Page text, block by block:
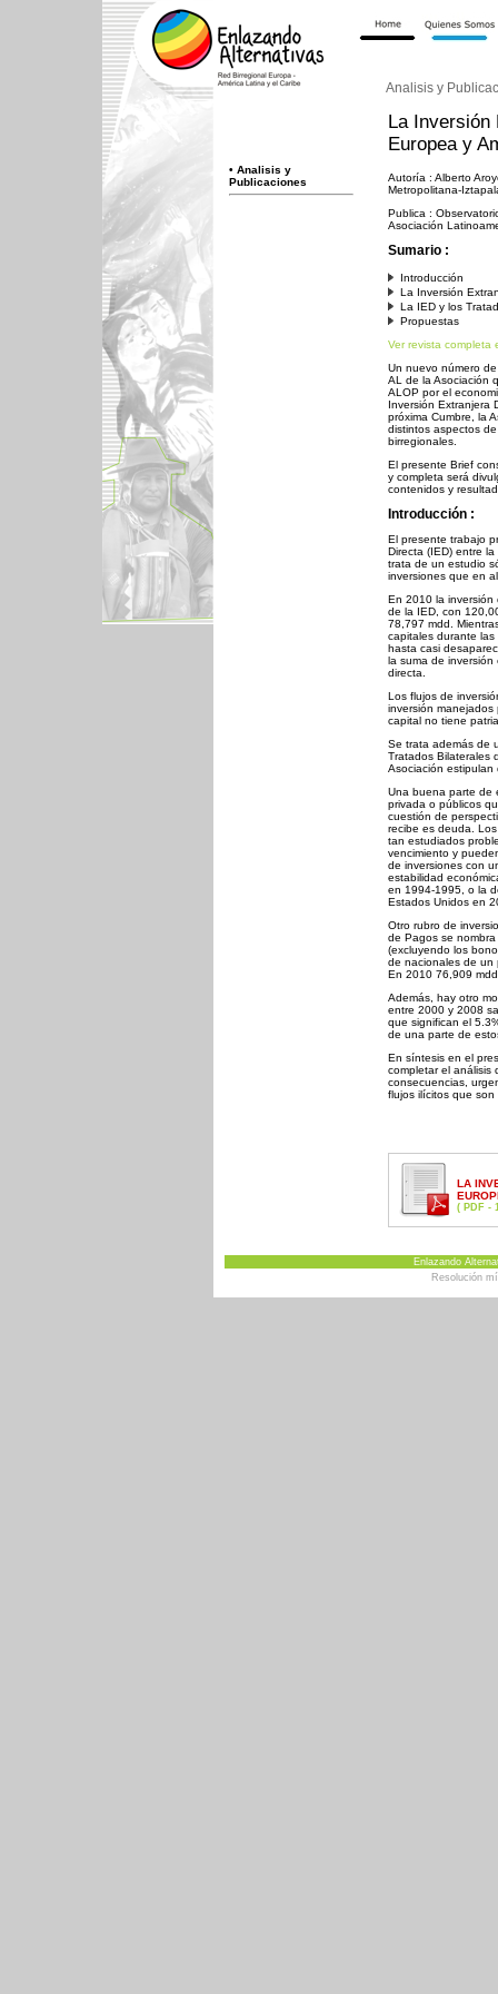
Analisis y
La Inversión
Europea y
• Analisis y
Publicaciones
Autoría : Alberto
Metropolitana-
Publica :
Asociación
Sumario :
Introducción
La Inversión
La IED y los
Propuestas
Ver revista completa
Un nuevo número
AL de la Asociación
ALOP por el
Inversión Extranjera
próxima Cumbre, la
distintos aspectos
birregionales.
El presente Brief
y completa será
contenidos y
Introducción :
El presente trabajo
Directa (IED) entre
trata de un estudio
inversiones que en
En 2010 la inversión
de la IED, con
78,797 mdd.
capitales durante
hasta casi
la suma de inversión
directa.
Los flujos de
inversión
capital no tiene
Se trata además de
Tratados Bilaterales
Asociación
Una buena parte de
privada o públicos
cuestión de
recibe es deuda.
tan estudiados
vencimiento y
de inversiones con
estabilidad
en 1994-1995, o la
Estados Unidos en
Otro rubro de
de Pagos se nombra
(excluyendo los
de nacionales de un
En 2010 76,909
Además, hay otro
entre 2000 y 2008
que significan el
de una parte de
En síntesis en el
completar el análisis
consecuencias,
flujos ilícitos que
LA
( PDF -
Enlazando
Resolución